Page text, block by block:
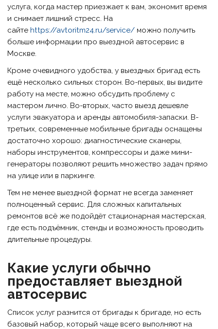
услуга, когда мастер приезжает к вам, экономит время
и снимает лишний стресс. На
сайтеhttps://avtoritm24.ru/service/ можно получить
больше информации про выездной автосервис в
Москве.
Кроме очевидного удобства, у выездных бригад есть
ещё несколько сильных сторон. Во-первых, вы видите
работу на месте, можно обсудить проблему с
мастером лично. Во-вторых, часто выезд дешевле
услуги эвакуатора и аренды автомобиля-запаски. В-
третьих, современные мобильные бригады оснащены
достаточно хорошо: диагностические сканеры,
наборы инструментов, компрессоры и даже мини-
генераторы позволяют решить множество задач прямо
на улице или в паркинге.
Тем не менее выездной формат не всегда заменяет
полноценный сервис. Для сложных капитальных
ремонтов всё же подойдёт стационарная мастерская,
где есть подъёмник, стенды и возможность проводить
длительные процедуры.
Какие услуги обычно
предоставляет выездной
автосервис
Список услуг разнится от бригады к бригаде, но есть
базовый набор, который чаще всего выполняют на